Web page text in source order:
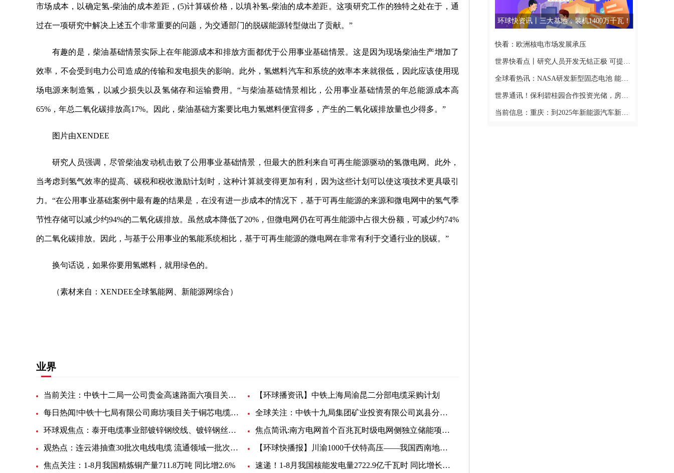
市场成本，以确定氢-柴油的成本差距，(5)计算碳价格，以填补氢-柴油的成本差距。这项研究工作的独特之处在于，通
过在一项研究中解决上述五个非常重要的问题，为交通部门的脱碳能源转型做出了贡献。”
有趣的是，柴油基础情景实际上在年能源成本和排放方面都优于公用事业基础情景。这是因为现场柴油生产增加了
效率，不会受到电力公司造成的传输和发电损失的影响。此外，氢燃料汽车和系统的效率本来就很低，因此应该使用现
场电源来制造氢，以减少损失以及氢储存和运输费用。“与柴油基础情景相比，公用事业基础情景的年总能源成本高
65%，年总二氧化碳排放高17%。因此，柴油基础方案要比电力氢燃料便宜得多，产生的二氧化碳排放量也少得多。”
图片由XENDEE
研究人员强调，尽管柴油发动机击败了公用事业基础情景，但最大的胜利来自可再生能源驱动的氢微电网。此外，
当考虑到氢气效率的提高、碳税和税收激励计划时，这种计算就变得更加有利，因为这些计划可以使这项技术更具吸引
力。“在公用事业基础案例中最有趣的结果是，在没有进一步成本的情况下，基于可再生能源的来源和微电网中的氢气季
节性存储可以减少约94%的二氧化碳排放。虽然成本降低了20%，但微电网仍在可再生能源中占很大份额，可减少约74%
的二氧化碳排放。因此，与基于公用事业的氢能系统相比，基于可再生能源的微电网在非常有利于交通行业的脱碳。”
换句话说，如果你要用氢燃料，就用绿色的。
（素材来自：XENDEE全球氢能网、新能源网综合）
业界
当前关注：中铁十二局一公司贵金高速路面六项目关于电缆线的询价公告 【环球播资讯】中铁上海局渝昆二分部电缆采购计划
每日热闻!中铁十七局有限公司廊坊项目关于铜芯电缆线的询价单 全球关注：中铁十九局集团矿业投资有限公司岚县分公司电缆采购询价单
环球观焦点：泰开电缆事业部镀锌钢绞线、镀锌钢丝招标-55727招标公告 焦点简讯:南方电网首个百兆瓦时级电网侧独立储能项目开工，预计今年年底并网投产
观热点：连云港抽查30批次电线电缆 流通领域一批次产品不合格 【环球快播报】川渝1000千伏特高压——我国西南地区首个特高压交流工程开工
焦点关注：1-8月我国精炼铜产量711.8万吨 同比增2.6% 速递！1-8月我国核能发电量2722.9亿千瓦时 同比增长0.9%
环球快资讯丨三大基地，装机1400万千瓦！
快看：欧洲核电市场发展承压
世界快看点丨研究人员开发无钴正极 可提高电池的容量和寿命
全球看热讯：NASA研发新型固态电池 能量密度比特斯拉电池高一倍
世界通讯！保利碧桂园合作投资光储，房产巨头为何抢建新能源？
当前信息：重庆：到2025年新能源汽车新车销量达新车总销量20%以上